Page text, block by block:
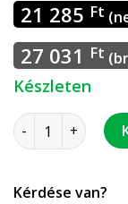
21 285 Ft
27 031 Ft
Készleten
Tricox PABK60
Kérdése van?